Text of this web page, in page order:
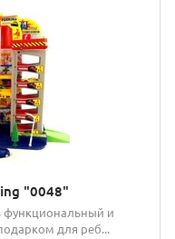
"0048"
функциональный и
для реб...